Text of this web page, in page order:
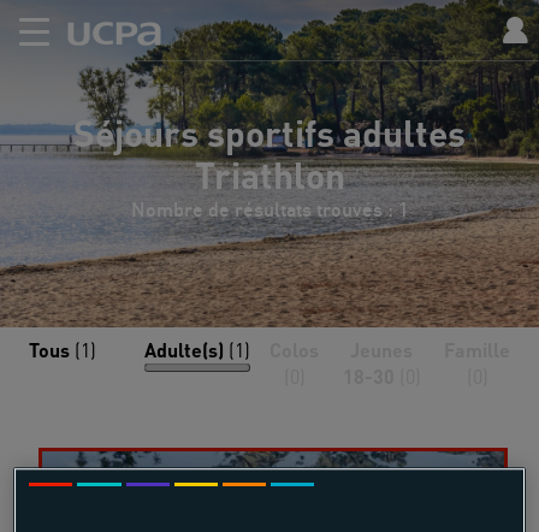
Séjours sportifs adultes
Triathlon
Nombre de résultats trouvés : 1
Tous (1) Adulte(s) (1)